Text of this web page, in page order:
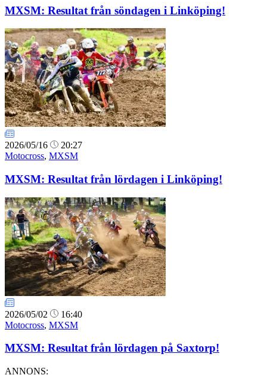
MXSM: Resultat från söndagen i Linköping!
2026/05/16
20:27
Motocross, MXSM
MXSM: Resultat från lördagen i Linköping!
2026/05/02
16:40
Motocross, MXSM
MXSM: Resultat från lördagen på Saxtorp!
ANNONS: